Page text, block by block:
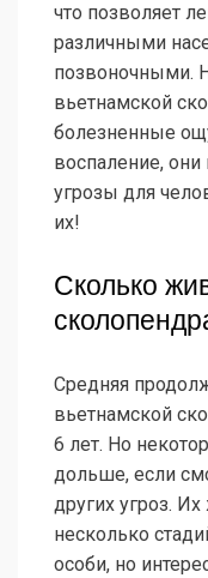
что позволяет
различными
позвоночными.
вьетнамской
болезненные
воспаление,
угрозы для
их!
Сколько
Средняя
вьетнамской
6 лет. Но
дольше, если
других угроз.
несколько
особи, но